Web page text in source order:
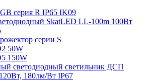
серия R IP65 IK09
SkatLED LL-100m 100Вт
серии S
50W
150W
светодиодный светильник ДСП
180лм/Вт IP67